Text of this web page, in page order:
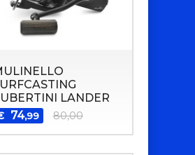
LANDER
74,99 80,00